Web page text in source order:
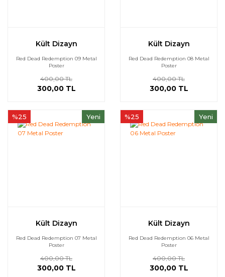
Kült Dizayn
Red Dead Redemption 09 Metal
Poster
400,00 TL
300,00 TL
Kült Dizayn
Red Dead Redemption 08 Metal
Poster
400,00 TL
300,00 TL
Yeni
%25
Kült Dizayn
Red Dead Redemption 07 Metal
Poster
400,00 TL
300,00 TL
Yeni
%25
Kült Dizayn
Red Dead Redemption 06 Metal
Poster
400,00 TL
300,00 TL